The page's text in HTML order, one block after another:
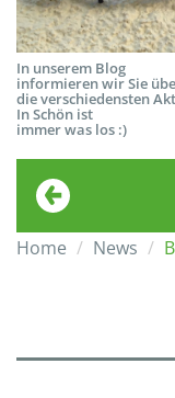
In unserem Blog
informieren wir Sie
die verschiedensten
In Schön ist
immer was los :)
Home News